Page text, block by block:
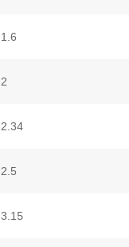
1.6
2
2.34
2.5
3.15